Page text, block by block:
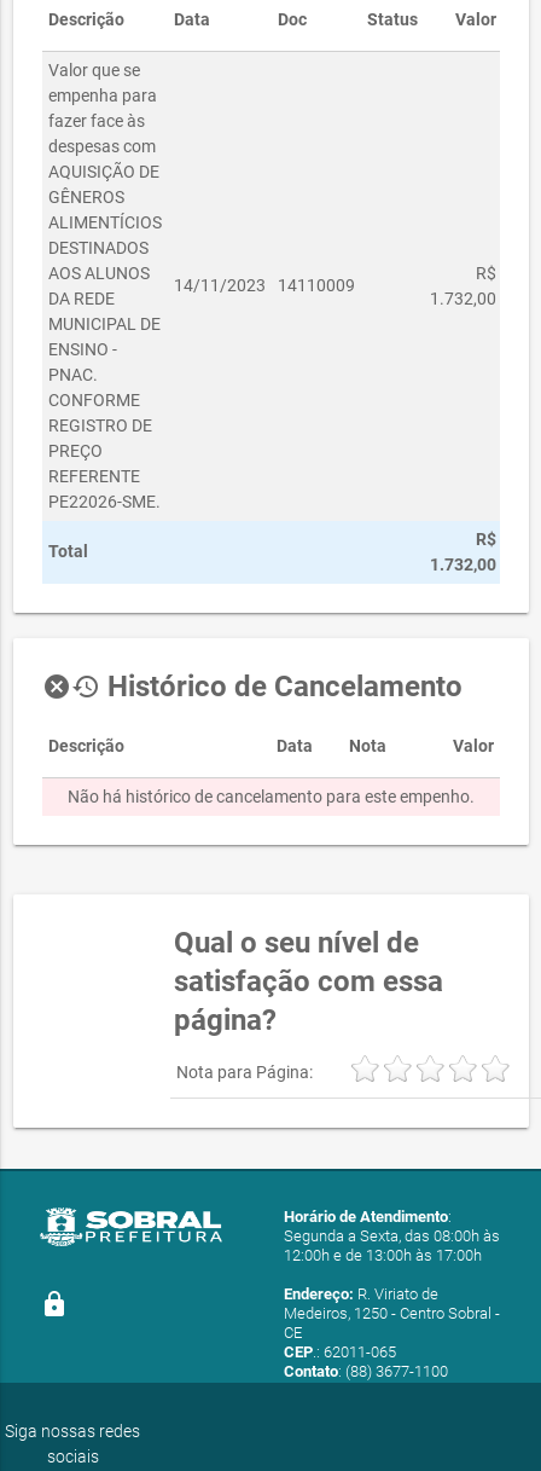
Descrição Data Doc Status Valor
Valor que se
empenha para
fazer face às
despesas com
AQUISIÇÃO DE
GÊNEROS
ALIMENTÍCIOS
DESTINADOS
AOS ALUNOS
DA REDE
MUNICIPAL DE
ENSINO -
PNAC.
CONFORME
REGISTRO DE
PREÇO
REFERENTE
PE22026-SME.
14/11/2023 14110009
R$
1.732,00
Total
R$
1.732,00
cancelhistory Histórico de Cancelamento
Descrição Data Nota Valor
Não há histórico de cancelamento para este empenho.
Qual o seu nível de
satisfação com essa
página?
Nota para Página:
lock
Horário de Atendimento:
Segunda a Sexta, das 08:00h às
12:00h e de 13:00h às 17:00h
Endereço: R. Viriato de
Medeiros, 1250 - Centro Sobral -
CE
CEP.: 62011-065
Contato: (88) 3677-1100
Siga nossas redes
sociais